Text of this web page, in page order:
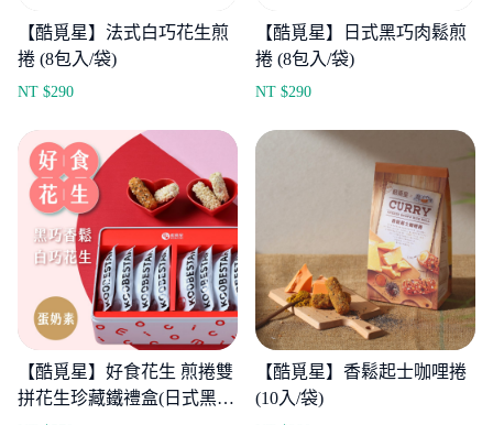
【酷覓星】法式白巧花生煎
捲 (8包入/袋)
NT $290
【酷覓星】日式黑巧肉鬆煎
捲 (8包入/袋)
NT $290
【酷覓星】好食花生 煎捲雙
拼花生珍藏鐵禮盒(日式黑巧
【酷覓星】香鬆起士咖哩捲
(10入/袋)